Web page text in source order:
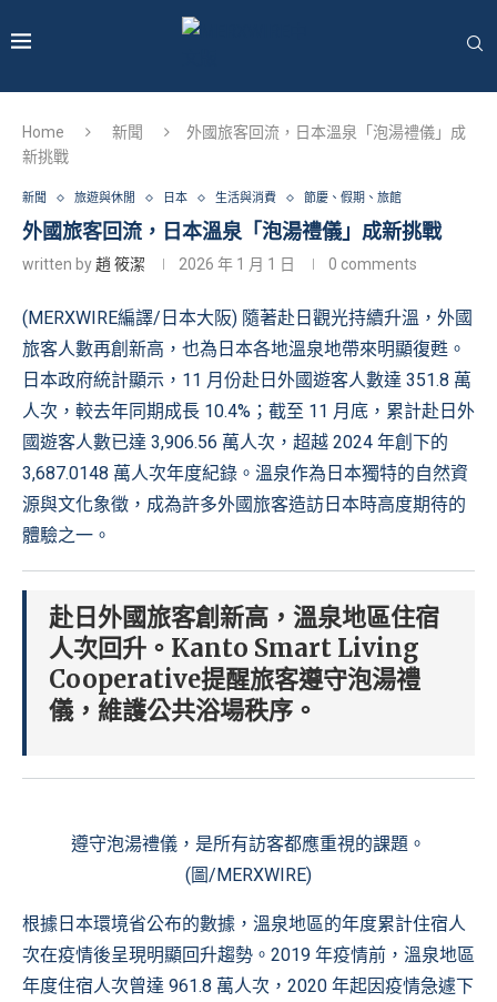
Home 新聞
外國旅客回流，日本溫泉「泡湯禮儀」成
新挑戰
新聞 旅遊與休閒 日本 生活與消費 節慶、假期、旅館
外國旅客回流，日本溫泉「泡湯禮儀」成新挑戰
written by趙 筱潔 2026 年 1 月 1 日 0 comments
(MERXWIRE編譯/日本大阪) 隨著赴日觀光持續升溫，外國
旅客人數再創新高，也為日本各地溫泉地帶來明顯復甦。
日本政府統計顯示，11 月份赴日外國遊客人數達 351.8 萬
人次，較去年同期成長 10.4%；截至 11 月底，累計赴日外
國遊客人數已達 3,906.56 萬人次，超越 2024 年創下的
3,687.0148 萬人次年度紀錄。溫泉作為日本獨特的自然資
源與文化象徵，成為許多外國旅客造訪日本時高度期待的
體驗之一。
赴日外國旅客創新高，溫泉地區住宿
人次回升。Kanto Smart Living
Cooperative提醒旅客遵守泡湯禮
儀，維護公共浴場秩序。
遵守泡湯禮儀，是所有訪客都應重視的課題。
(圖/MERXWIRE)
根據日本環境省公布的數據，溫泉地區的年度累計住宿人
次在疫情後呈現明顯回升趨勢。2019 年疫情前，溫泉地區
年度住宿人次曾達 961.8 萬人次，2020 年起因疫情急遽下